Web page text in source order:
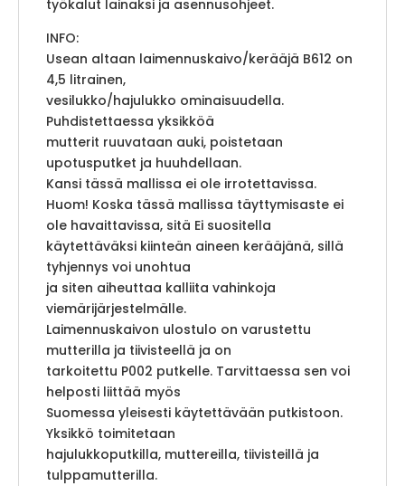
työkalut lainaksi ja asennusohjeet.
INFO:
Usean altaan laimennuskaivo/kerääjä B612 on
4,5 litrainen,
vesilukko/hajulukko ominaisuudella.
Puhdistettaessa yksikköä
mutterit ruuvataan auki, poistetaan
upotusputket ja huuhdellaan.
Kansi tässä mallissa ei ole irrotettavissa.
Huom! Koska tässä mallissa täyttymisaste ei
ole havaittavissa, sitä Ei suositella
käytettäväksi kiinteän aineen kerääjänä, sillä
tyhjennys voi unohtua
ja siten aiheuttaa kalliita vahinkoja
viemärijärjestelmälle.
Laimennuskaivon ulostulo on varustettu
mutterilla ja tiivisteellä ja on
tarkoitettu P002 putkelle. Tarvittaessa sen voi
helposti liittää myös
Suomessa yleisesti käytettävään putkistoon.
Yksikkö toimitetaan
hajulukkoputkilla, muttereilla, tiivisteillä ja
tulppamutterilla.